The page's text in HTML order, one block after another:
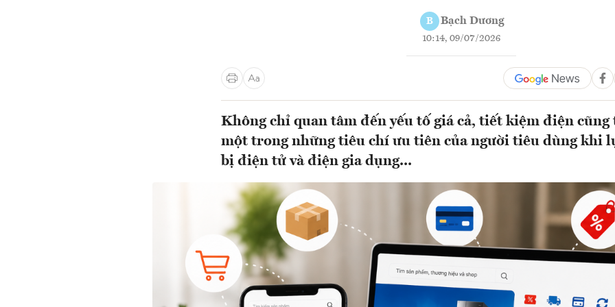
B Bạch Dương
10:14, 09/07/2026
Không chỉ quan tâm đến yếu tố giá cả, tiết kiệm điện
một trong những tiêu chí ưu tiên của người tiêu dùng khi
bị điện tử và điện gia dụng...